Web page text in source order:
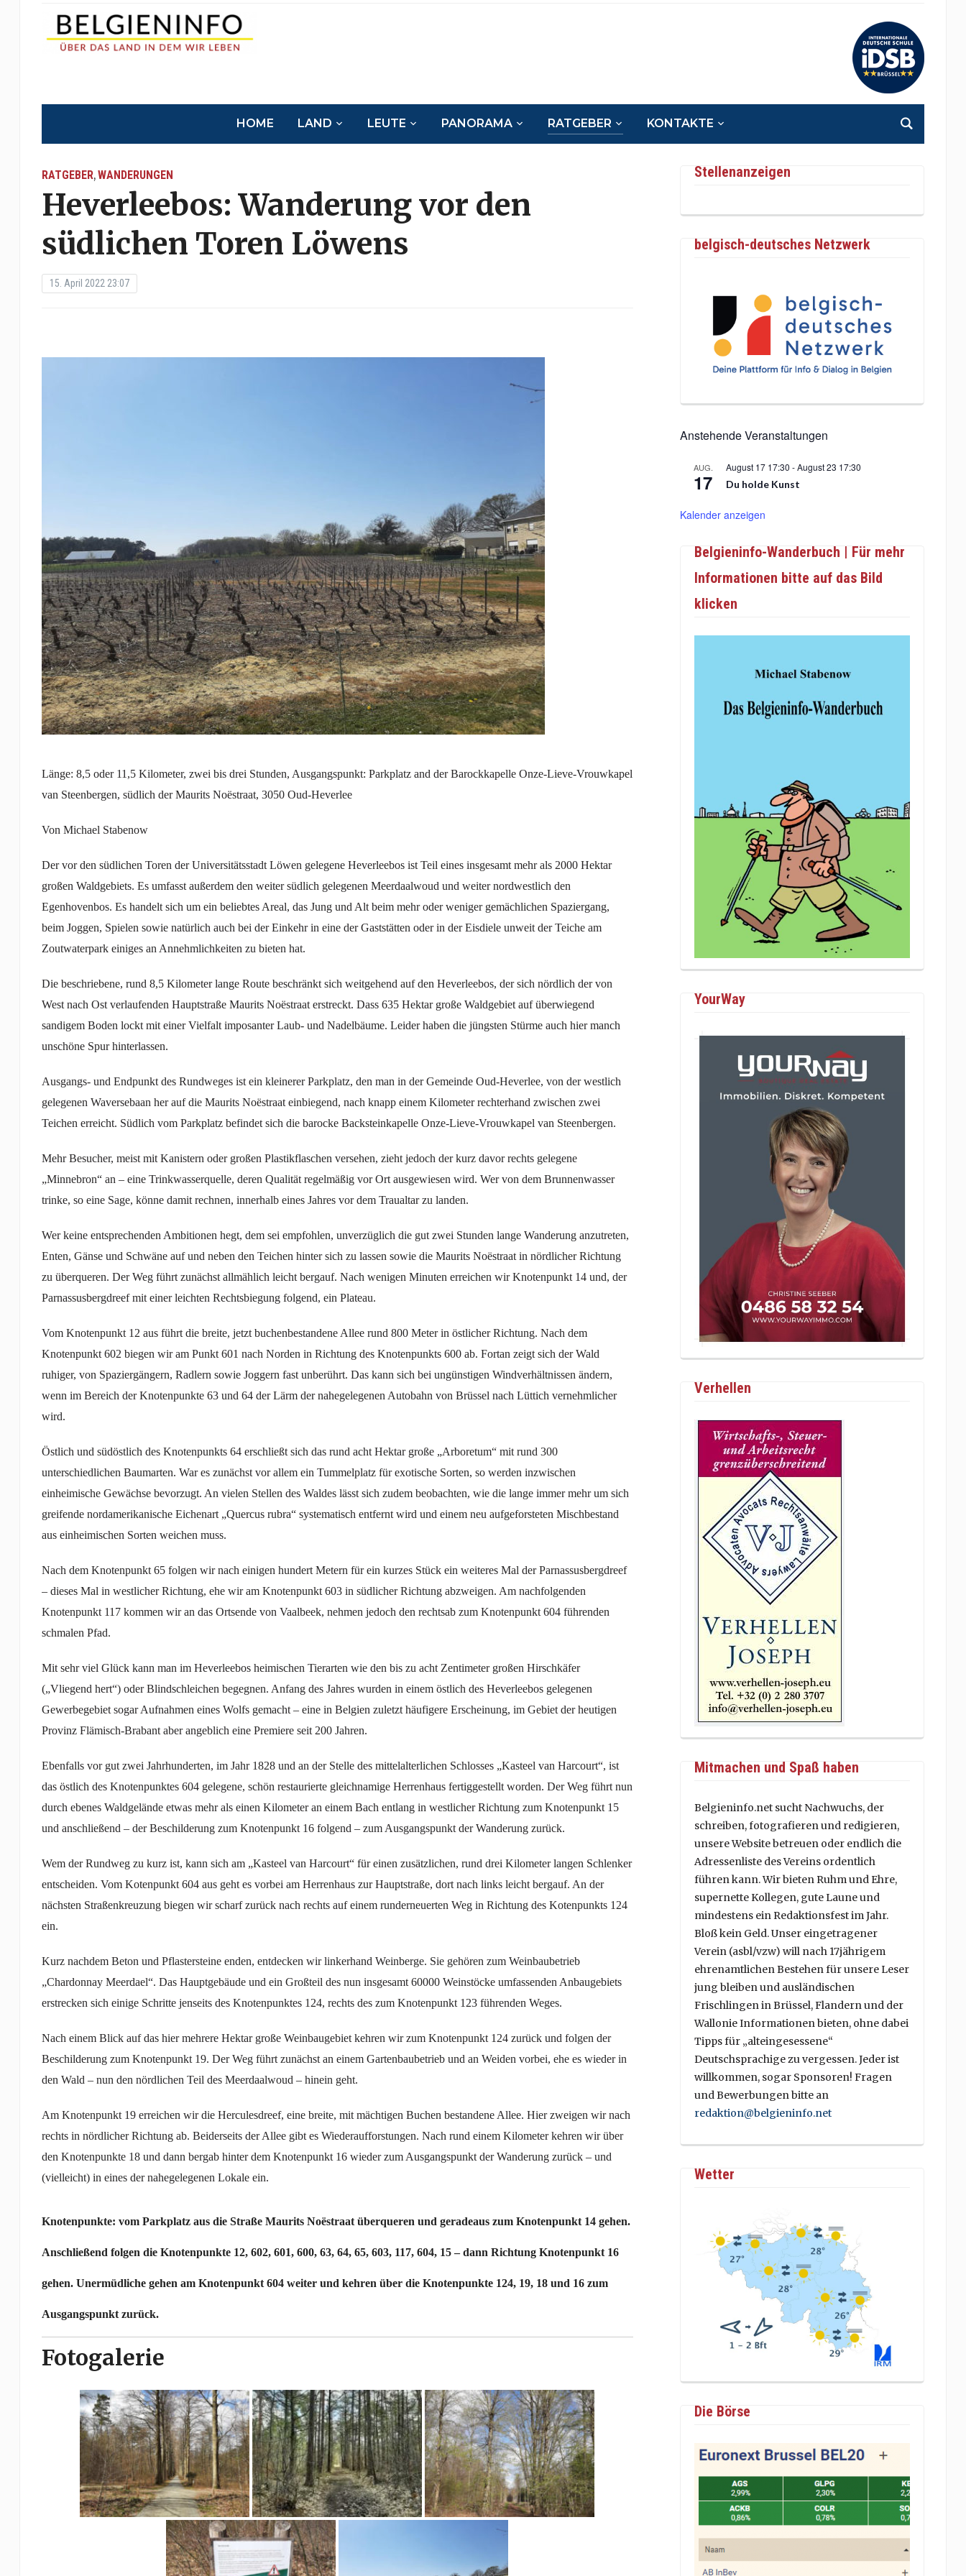
HOME LAND LEUTE PANORAMA RATGEBER KONTAKTE
RATGEBER,WANDERUNGEN
Heverleebos: Wanderung vor den
südlichen Toren Löwens
15. April 2022 23:07
Länge: 8,5 oder 11,5 Kilometer, zwei bis drei Stunden, Ausgangspunkt: Parkplatz and der Barockkapelle Onze-Lieve-Vrouwkapel
van Steenbergen, südlich der Maurits Noëstraat, 3050 Oud-Heverlee
Von Michael Stabenow
Der vor den südlichen Toren der Universitätsstadt Löwen gelegene Heverleebos ist Teil eines insgesamt mehr als 2000 Hektar
großen Waldgebiets. Es umfasst außerdem den weiter südlich gelegenen Meerdaalwoud und weiter nordwestlich den
Egenhovenbos. Es handelt sich um ein beliebtes Areal, das Jung und Alt beim mehr oder weniger gemächlichen Spaziergang,
beim Joggen, Spielen sowie natürlich auch bei der Einkehr in eine der Gaststätten oder in der Eisdiele unweit der Teiche am
Zoutwaterpark einiges an Annehmlichkeiten zu bieten hat.
Die beschriebene, rund 8,5 Kilometer lange Route beschränkt sich weitgehend auf den Heverleebos, der sich nördlich der von
West nach Ost verlaufenden Hauptstraße Maurits Noëstraat erstreckt. Dass 635 Hektar große Waldgebiet auf überwiegend
sandigem Boden lockt mit einer Vielfalt imposanter Laub- und Nadelbäume. Leider haben die jüngsten Stürme auch hier manch
unschöne Spur hinterlassen.
Ausgangs- und Endpunkt des Rundweges ist ein kleinerer Parkplatz, den man in der Gemeinde Oud-Heverlee, von der westlich
gelegenen Waversebaan her auf die Maurits Noëstraat einbiegend, nach knapp einem Kilometer rechterhand zwischen zwei
Teichen erreicht. Südlich vom Parkplatz befindet sich die barocke Backsteinkapelle Onze-Lieve-Vrouwkapel van Steenbergen.
Mehr Besucher, meist mit Kanistern oder großen Plastikflaschen versehen, zieht jedoch der kurz davor rechts gelegene
„Minnebron“ an – eine Trinkwasserquelle, deren Qualität regelmäßig vor Ort ausgewiesen wird. Wer von dem Brunnenwasser
trinke, so eine Sage, könne damit rechnen, innerhalb eines Jahres vor dem Traualtar zu landen.
Wer keine entsprechenden Ambitionen hegt, dem sei empfohlen, unverzüglich die gut zwei Stunden lange Wanderung anzutreten,
Enten, Gänse und Schwäne auf und neben den Teichen hinter sich zu lassen sowie die Maurits Noëstraat in nördlicher Richtung
zu überqueren. Der Weg führt zunächst allmählich leicht bergauf. Nach wenigen Minuten erreichen wir Knotenpunkt 14 und, der
Parnassusbergdreef mit einer leichten Rechtsbiegung folgend, ein Plateau.
Vom Knotenpunkt 12 aus führt die breite, jetzt buchenbestandene Allee rund 800 Meter in östlicher Richtung. Nach dem
Knotenpunkt 602 biegen wir am Punkt 601 nach Norden in Richtung des Knotenpunkts 600 ab. Fortan zeigt sich der Wald
ruhiger, von Spaziergängern, Radlern sowie Joggern fast unberührt. Das kann sich bei ungünstigen Windverhältnissen ändern,
wenn im Bereich der Knotenpunkte 63 und 64 der Lärm der nahegelegenen Autobahn von Brüssel nach Lüttich vernehmlicher
wird.
Östlich und südöstlich des Knotenpunkts 64 erschließt sich das rund acht Hektar große „Arboretum“ mit rund 300
unterschiedlichen Baumarten. War es zunächst vor allem ein Tummelplatz für exotische Sorten, so werden inzwischen
einheimische Gewächse bevorzugt. An vielen Stellen des Waldes lässt sich zudem beobachten, wie die lange immer mehr um sich
greifende nordamerikanische Eichenart „Quercus rubra“ systematisch entfernt wird und einem neu aufgeforsteten Mischbestand
aus einheimischen Sorten weichen muss.
Nach dem Knotenpunkt 65 folgen wir nach einigen hundert Metern für ein kurzes Stück ein weiteres Mal der Parnassusbergdreef
– dieses Mal in westlicher Richtung, ehe wir am Knotenpunkt 603 in südlicher Richtung abzweigen. Am nachfolgenden
Knotenpunkt 117 kommen wir an das Ortsende von Vaalbeek, nehmen jedoch den rechtsab zum Knotenpunkt 604 führenden
schmalen Pfad.
Mit sehr viel Glück kann man im Heverleebos heimischen Tierarten wie den bis zu acht Zentimeter großen Hirschkäfer
(„Vliegend hert“) oder Blindschleichen begegnen. Anfang des Jahres wurden in einem östlich des Heverleebos gelegenen
Gewerbegebiet sogar Aufnahmen eines Wolfs gemacht – eine in Belgien zuletzt häufigere Erscheinung, im Gebiet der heutigen
Provinz Flämisch-Brabant aber angeblich eine Premiere seit 200 Jahren.
Ebenfalls vor gut zwei Jahrhunderten, im Jahr 1828 und an der Stelle des mittelalterlichen Schlosses „Kasteel van Harcourt“, ist
das östlich des Knotenpunktes 604 gelegene, schön restaurierte gleichnamige Herrenhaus fertiggestellt worden. Der Weg führt nun
durch ebenes Waldgelände etwas mehr als einen Kilometer an einem Bach entlangin westlicher Richtung zum Knotenpunkt 15
und anschließend – der Beschilderung zum Knotenpunkt 16 folgend – zum Ausgangspunkt der Wanderung zurück.
Wem der Rundweg zu kurz ist, kann sich am „Kasteel van Harcourt“ für einen zusätzlichen, rund drei Kilometer langen Schlenker
entscheiden. Vom Kotenpunkt 604 aus geht es vorbei am Herrenhaus zur Hauptstraße, dort nach links leicht bergauf. An der
nächsten Straßenkreuzung biegen wir scharf zurück nach rechts auf einem runderneuerten Weg in Richtung des Kotenpunkts 124
ein.
Kurz nachdem Beton und Pflastersteine enden, entdecken wir linkerhand Weinberge. Sie gehören zum Weinbaubetrieb
„Chardonnay Meerdael“. Das Hauptgebäude und ein Großteil des nun insgesamt 60000 Weinstöcke umfassenden Anbaugebiets
erstrecken sich einige Schritte jenseits des Knotenpunktes 124, rechts des zum Knotenpunkt 123 führenden Weges.
Nach einem Blick auf das hier mehrere Hektar große Weinbaugebiet kehren wir zum Knotenpunkt 124 zurück und folgen der
Beschilderung zum Knotenpunkt 19. Der Weg führt zunächst an einem Gartenbaubetrieb und an Weiden vorbei, ehe es wieder in
den Wald – nun den nördlichen Teil des Meerdaalwoud – hinein geht.
Am Knotenpunkt 19 erreichen wir die Herculesdreef, eine breite, mit mächtigen Buchen bestandene Allee. Hier zweigen wir nach
rechts in nördlicher Richtung ab. Beiderseits der Allee gibt es Wiederaufforstungen. Nach rund einem Kilometer kehren wir über
den Knotenpunkte 18 und dann bergab hinter dem Knotenpunkt 16 wieder zum Ausgangspunkt der Wanderung zurück – und
(vielleicht) in eines der nahegelegenen Lokale ein.
Knotenpunkte: vom Parkplatz aus die Straße Maurits Noëstraat überqueren und geradeaus zum Knotenpunkt 14 gehen.
Anschließend folgen die Knotenpunkte 12, 602, 601, 600, 63, 64, 65, 603, 117, 604, 15 – dann Richtung Knotenpunkt 16
gehen. Unermüdliche gehen am Knotenpunkt 604 weiter und kehren über die Knotenpunkte 124, 19, 18 und 16 zum
Ausgangspunkt zurück.
Fotogalerie
Stellenanzeigen
belgisch-deutsches Netzwerk
Anstehende Veranstaltungen
AUG.
17
August 17 17:30 -August 23 17:30
Du holde Kunst
Kalender anzeigen
Belgieninfo-Wanderbuch | Für mehr
Informationen bitte auf das Bild
klicken
YourWay
Verhellen
Mitmachen und Spaß haben
Belgieninfo.net sucht Nachwuchs, der
schreiben, fotografieren und redigieren,
unsere Website betreuen oder endlich die
Adressenliste des Vereins ordentlich
führen kann. Wir bieten Ruhm und Ehre,
supernette Kollegen, gute Laune und
mindestens ein Redaktionsfest im Jahr.
Bloß kein Geld. Unser eingetragener
Verein (asbl/vzw) will nach 17jährigem
ehrenamtlichen Bestehen für unsere Leser
jung bleiben und ausländischen
Frischlingen in Brüssel, Flandern und der
Wallonie Informationen bieten, ohne dabei
Tipps für „alteingesessene“
Deutschsprachige zu vergessen. Jeder ist
willkommen, sogar Sponsoren! Fragen
und Bewerbungen bitte an
redaktion@belgieninfo.net
Wetter
Die Börse